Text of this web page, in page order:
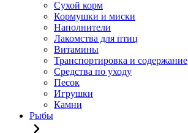
Сухой корм
Кормушки и миски
Наполнители
Лакомства для птиц
Витамины
Транспортировка и содержание
Средства по уходу
Песок
Игрушки
Камни
Рыбы